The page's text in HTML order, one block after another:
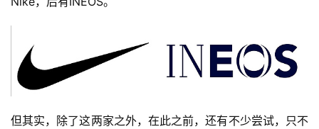
但其实，除了这两家之外，在此之前，还有不少尝试，只不